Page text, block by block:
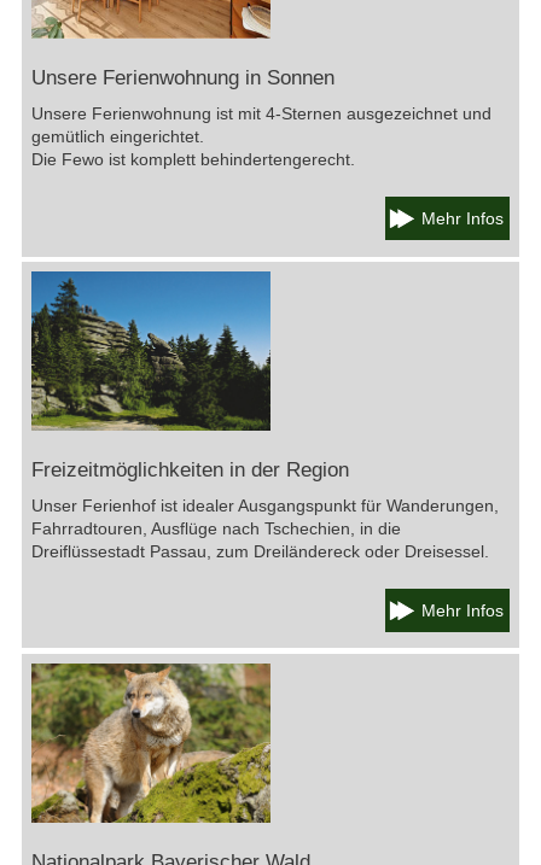
Unsere Ferienwohnung in Sonnen
Unsere Ferienwohnung ist mit 4-Sternen ausgezeichnet und
gemütlich eingerichtet.
Die Fewo ist komplett behindertengerecht.
Mehr Infos
Freizeitmöglichkeiten in der Region
Unser Ferienhof ist idealer Ausgangspunkt für Wanderungen,
Fahrradtouren, Ausflüge nach Tschechien, in die
Dreiflüssestadt Passau, zum Dreiländereck oder Dreisessel.
Mehr Infos